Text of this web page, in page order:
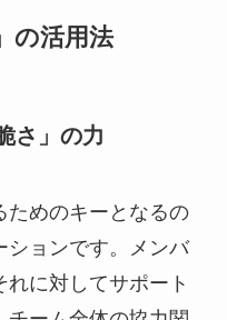
の活用法
さ」の力
ためのキーとなるの
ションです。メンバ
に対してサポート